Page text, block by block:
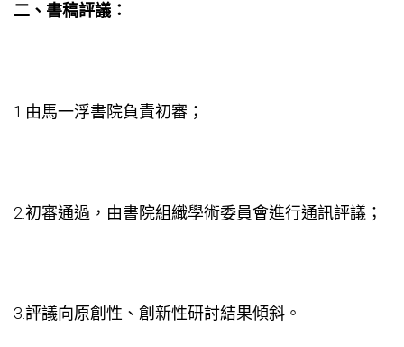
二、書稿評議：
1.由馬一浮書院負責初審；
2.初審通過，由書院組織學術委員會進行通訊評議；
3.評議向原創性、創新性研討結果傾斜。